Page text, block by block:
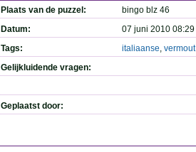
Plaats van de puzzel:
bingo blz 46
Datum:
07 juni 2010 08:29
Tags:
italiaanse, vermout
Gelijkluidende vragen:
Geplaatst door: